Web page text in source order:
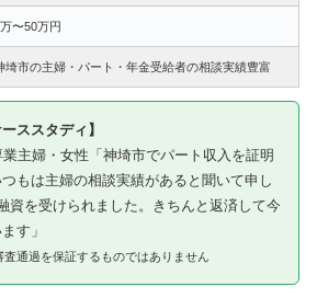
〜50万円
埼市の主婦・パート・年金受給者の相談実績豊富
ススタディ】
主婦・女性「神埼市でパート収入を証明
もは主婦の相談実績があると聞いて申し
資を受けられました。きちんと返済して今
す」
通過を保証するものではありません